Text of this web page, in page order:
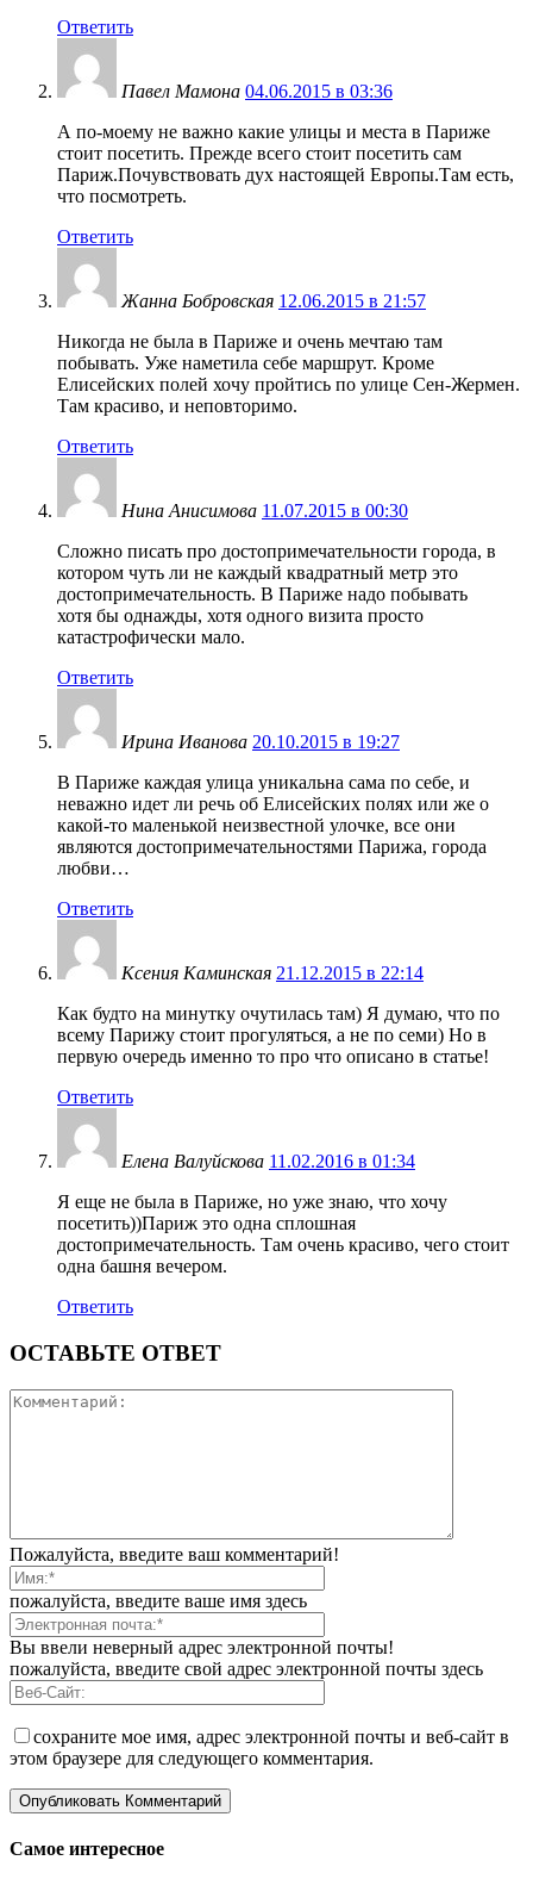
Ответить
Павел Мамона 04.06.2015 в 03:36
А по-моему не важно какие улицы и места в Париже
стоит посетить. Прежде всего стоит посетить сам
Париж.Почувствовать дух настоящей Европы.Там есть,
что посмотреть.
Ответить
Жанна Бобровская 12.06.2015 в 21:57
Никогда не была в Париже и очень мечтаю там
побывать. Уже наметила себе маршрут. Кроме
Елисейских полей хочу пройтись по улице Сен-Жермен.
Там красиво, и неповторимо.
Ответить
Нина Анисимова 11.07.2015 в 00:30
Сложно писать про достопримечательности города, в
котором чуть ли не каждый квадратный метр это
достопримечательность. В Париже надо побывать
хотя бы однажды, хотя одного визита просто
катастрофически мало.
Ответить
Ирина Иванова 20.10.2015 в 19:27
В Париже каждая улица уникальна сама по себе, и
неважно идет ли речь об Елисейских полях или же о
какой-то маленькой неизвестной улочке, все они
являются достопримечательностями Парижа, города
любви…
Ответить
Ксения Каминская 21.12.2015 в 22:14
Как будто на минутку очутилась там) Я думаю, что по
всему Парижу стоит прогуляться, а не по семи) Но в
первую очередь именно то про что описано в статье!
Ответить
Елена Валуйскова 11.02.2016 в 01:34
Я еще не была в Париже, но уже знаю, что хочу
посетить))Париж это одна сплошная
достопримечательность. Там очень красиво, чего стоит
одна башня вечером.
Ответить
ОСТАВЬТЕ ОТВЕТ
Пожалуйста, введите ваш комментарий!
пожалуйста, введите ваше имя здесь
Вы ввели неверный адрес электронной почты!
пожалуйста, введите свой адрес электронной почты здесь
сохраните мое имя, адрес электронной почты и веб-сайт в
этом браузере для следующего комментария.
Самое интересное